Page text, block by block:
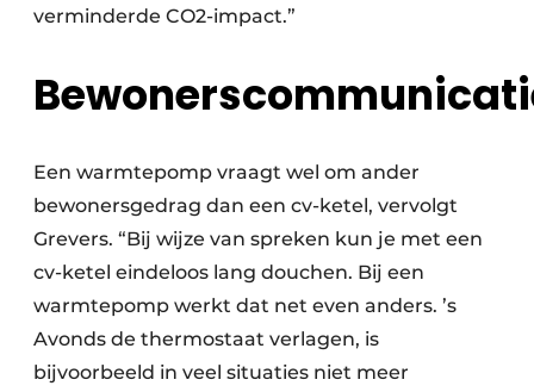
verminderde CO2-impact.”
Een warmtepomp vraagt wel om ander
bewonersgedrag dan een cv-ketel, vervolgt
Grevers. “Bij wijze van spreken kun je met een
cv-ketel eindeloos lang douchen. Bij een
warmtepomp werkt dat net even anders. ’s
Avonds de thermostaat verlagen, is
bijvoorbeeld in veel situaties niet meer